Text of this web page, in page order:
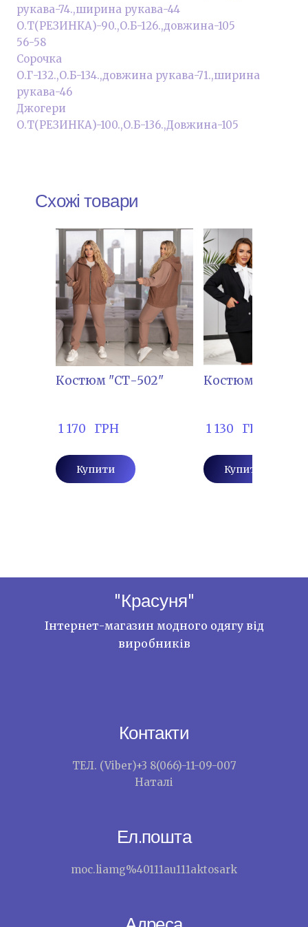
рукава-74.,ширина рукава-44
О.Т(РЕЗИНКА)-90.,О.Б-126.,довжина-105
56-58
Сорочка
О.Г-132.,О.Б-134.,довжина рукава-71.,ширина
рукава-46
Джогери
О.Т(РЕЗИНКА)-100.,О.Б-136.,Довжина-105
Схожі товари
Костюм "СТ-502"
1 170   ГРН
Купити
Костюм "БЕЛУ-
1 130   ГРН
Купити
"Красуня"
Інтернет-магазин модного одягу від
виробників
Контакти
ТЕЛ. (Viber)+3 8(066)-11-09-007
Наталі
Ел.пошта
moc.liamg%40111au111aktosark